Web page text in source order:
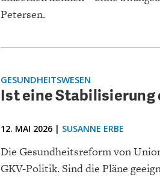
Petersen.
GESUNDHEITSWESEN
Ist eine
12. MAI 2026 | SUSANNE ERBE
Die Gesundheitsreform von
GKV-Politik. Sind die Pläne